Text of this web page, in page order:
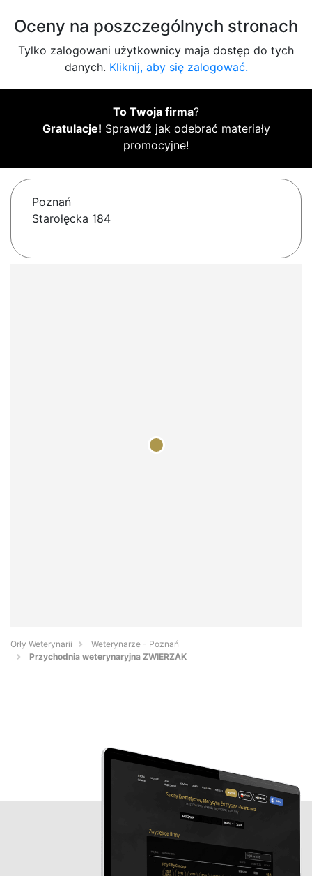
Oceny na poszczególnych stronach
Tylko zalogowani użytkownicy maja dostęp do tych
danych. Kliknij, aby się zalogować.
To Twoja firma?
Gratulacje! Sprawdź jak odebrać materiały
promocyjne!
Poznań
Starołęcka 184
Orły Weterynarii
Weterynarze - Poznań
Przychodnia weterynaryjna ZWIERZAK